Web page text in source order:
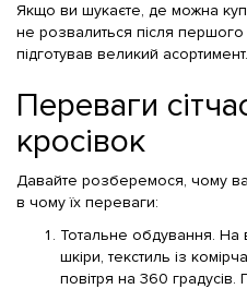
обрали товар. А потім так само
швидко відправляють
замовлення. Я щиро дякую Вам
вас ще! 🥰
Якщо ви шукаєте, де можна
не розвалиться після
підготував великий асортимент.
Переваги
кросівок
Давайте розберемося, чому
в чому їх переваги:
Тотальне обдування. На
шкіри, текстиль із
повітря на 360 градусів.